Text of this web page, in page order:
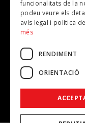
Correu electrònic*
Accepto lapolítica
funcionalitats de la
podeu veure els
avís legal i política
més
RENDIMENT
ORIENTACIÓ